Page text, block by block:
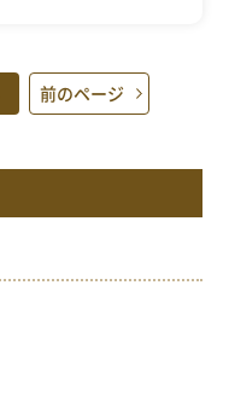
前のページ